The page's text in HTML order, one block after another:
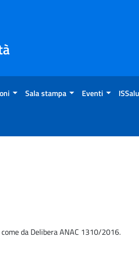
Sala stampa Eventi
da Delibera ANAC 1310/2016.